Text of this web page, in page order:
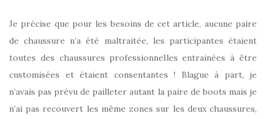
Je précise que pour les besoins de cet article, aucune paire
de chaussure n’a été maltraitée, les participantes étaient
toutes des chaussures professionnelles entrainées à être
customisées et étaient consentantes ! Blague à part, je
n’avais pas prévu de pailleter autant la paire de boots mais je
n’ai pas recouvert les même zones sur les deux chaussures,